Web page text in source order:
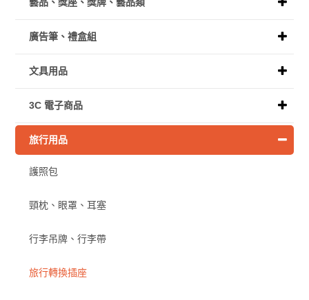
廣告筆、禮盒組
文具用品
3C 電子商品
旅行用品
護照包
頸枕、眼罩、耳塞
行李吊牌、行李帶
旅行轉換插座